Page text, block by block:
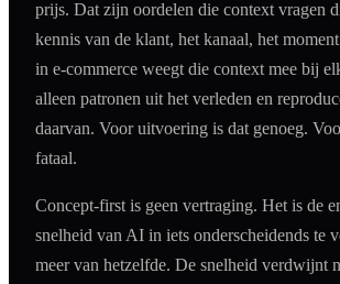
prijs. Dat zijn oordelen die context vragen
kennis van de klant, het kanaal, het
in e-commerce weegt die context mee bij
alleen patronen uit het verleden en
daarvan. Voor uitvoering is dat genoeg.
fataal.
Concept-first is geen vertraging. Het is de
snelheid van AI in iets onderscheidends te
meer van hetzelfde. De snelheid verdwijnt